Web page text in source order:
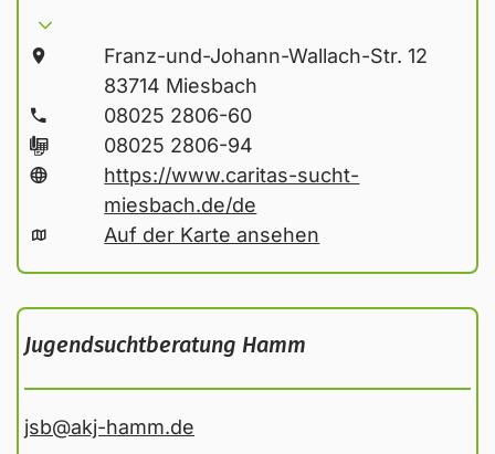
Franz-und-Johann-Wallach-Str. 12
83714 Miesbach
08025 2806-60
08025 2806-94
https://www.caritas-sucht-
miesbach.de/de
Auf der Karte ansehen
Jugendsuchtberatung Hamm
jsb@akj-hamm.de